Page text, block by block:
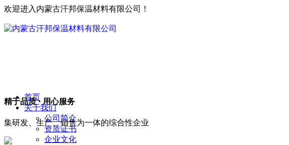
欢迎进入内蒙古汗邦保温材料有限公司！
精于品质 · 用心服务
集研发、生产、销售为一体的综合性企业
首页
关于我们
公司简介
资质证书
企业文化